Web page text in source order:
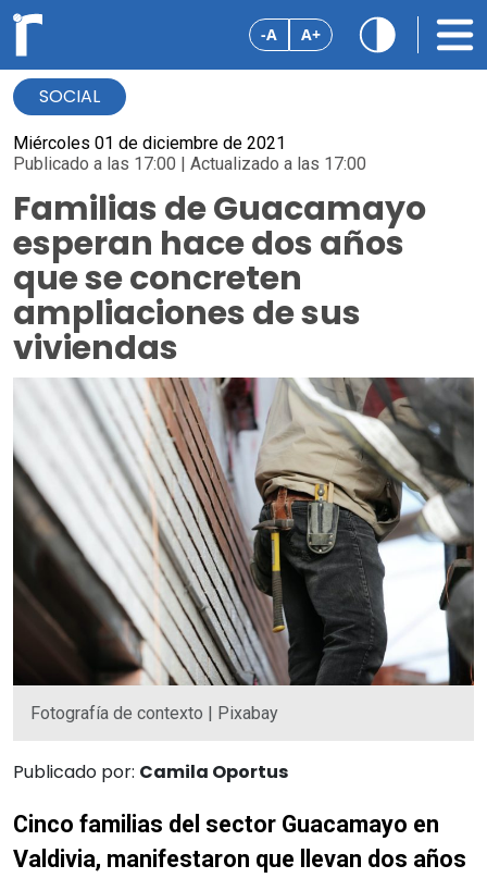
-A A+
SOCIAL
Miércoles 01 de diciembre de 2021
Publicado a las 17:00 | Actualizado a las 17:00
Familias de Guacamayo
esperan hace dos años
que se concreten
ampliaciones de sus
viviendas
Fotografía de contexto | Pixabay
Publicado por: Camila Oportus
Cinco familias del sector Guacamayo en
Valdivia, manifestaron que llevan dos años